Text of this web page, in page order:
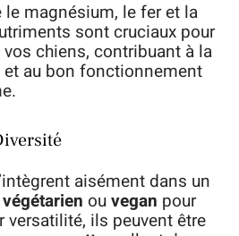
magnésium, le fer et la
sont cruciaux pour
vos chiens, contribuant à la
au bon fonctionnement
aisément dans un
végétarien ouvegan pour
versatilité, ils peuvent être